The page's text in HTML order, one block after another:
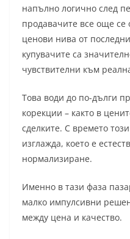
напълно логично след
продавачите все още се
ценови нива от
купувачите са
чувствителни към
Това води до по-дълги
корекции – както в
сделките. С времето
изглажда, което е
нормализиране.
Именно в тази фаза
малко импулсивни
между цена и качество.